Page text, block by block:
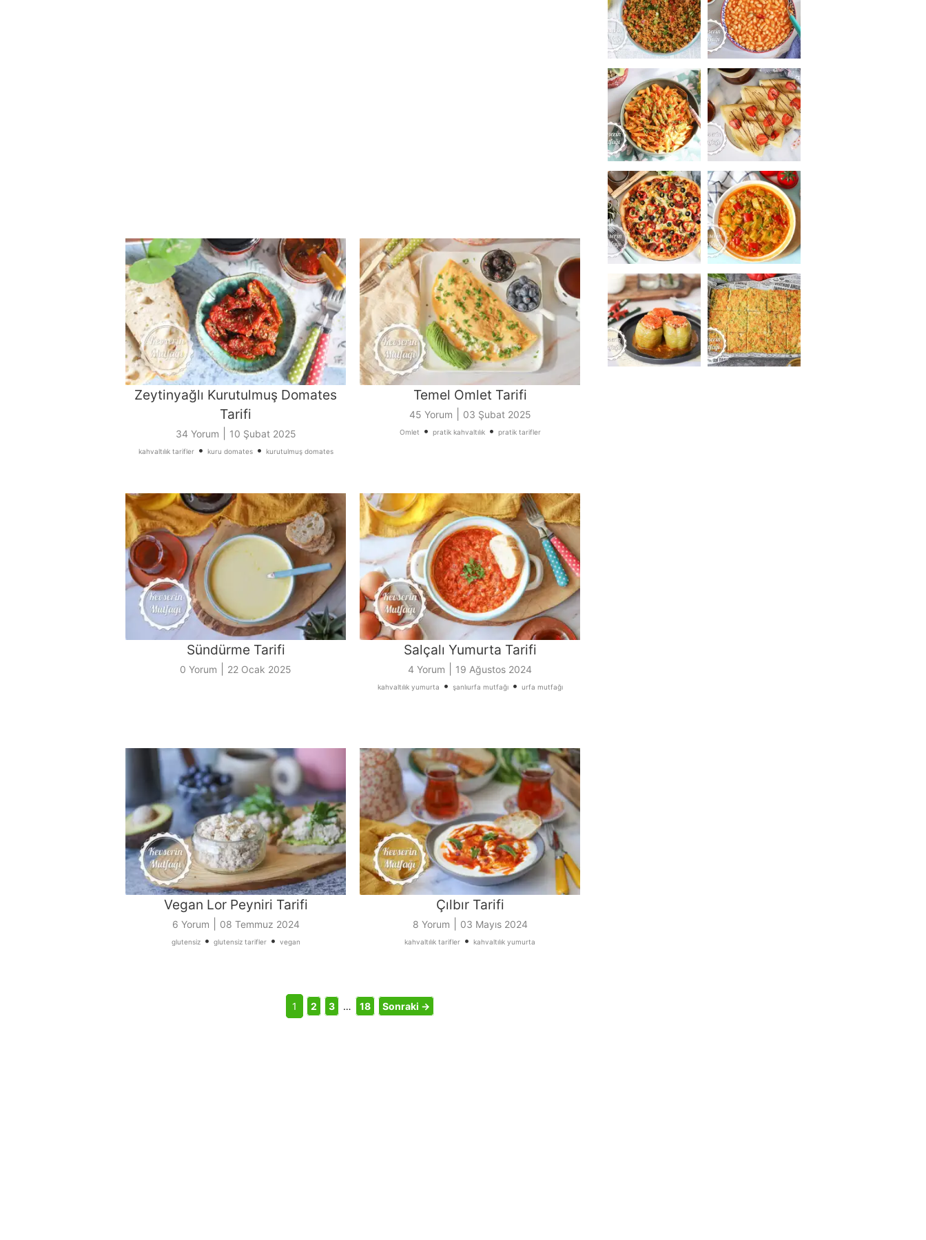
Zeytinyağlı Kurutulmuş Domates
Tarifi
34 Yorum 10 Şubat 2025
kahvaltılık tarifler• kuru domates• kurutulmuş domates
Temel Omlet Tarifi
45 Yorum 03 Şubat 2025
Omlet • pratik kahvaltılık• pratik tarifler
Sündürme Tarifi
0 Yorum 22 Ocak 2025
Salçalı Yumurta Tarifi
4 Yorum 19 Ağustos 2024
kahvaltılık yumurta • şanlıurfa mutfağı• urfa mutfağı
Vegan Lor Peyniri Tarifi
6 Yorum 08 Temmuz 2024
glutensiz• glutensiz tarifler• vegan
Çılbır Tarifi
8 Yorum 03 Mayıs 2024
kahvaltılık tarifler • kahvaltılık yumurta
1 2 3 … 18 Sonraki →